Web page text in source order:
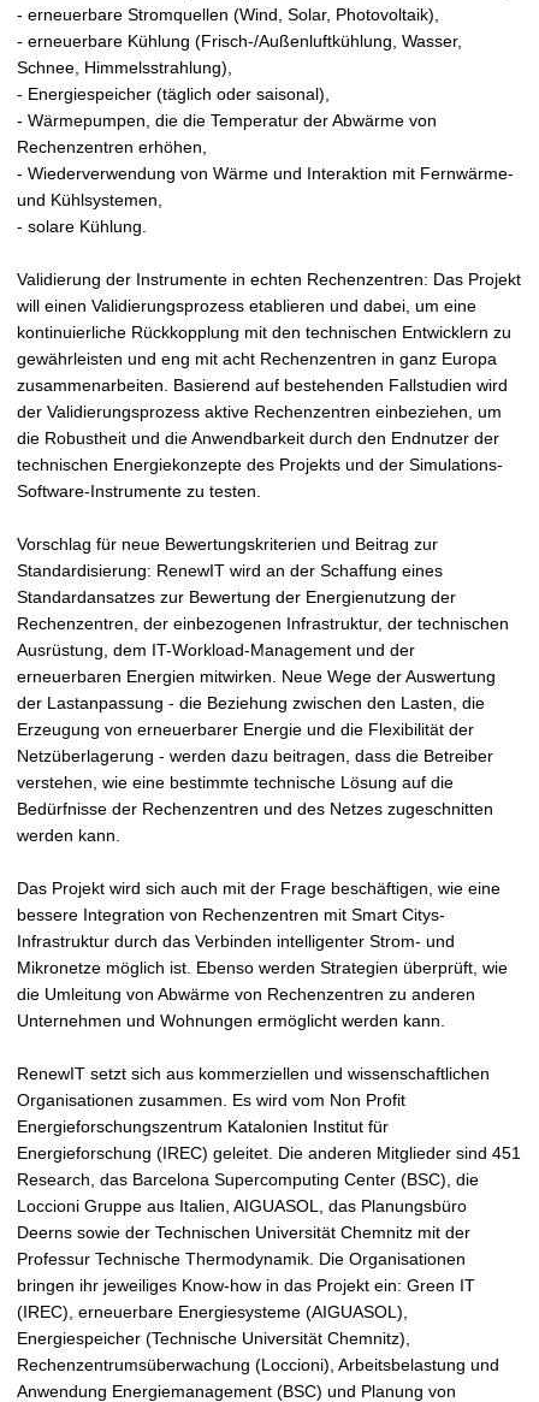
- erneuerbare Stromquellen (Wind, Solar, Photovoltaik),
- erneuerbare Kühlung (Frisch-/Außenluftkühlung, Wasser,
Schnee, Himmelsstrahlung),
- Energiespeicher (täglich oder saisonal),
- Wärmepumpen, die die Temperatur der Abwärme von
Rechenzentren erhöhen,
- Wiederverwendung von Wärme und Interaktion mit Fernwärme-
und Kühlsystemen,
- solare Kühlung.
Validierung der Instrumente in echten Rechenzentren: Das Projekt
will einen Validierungsprozess etablieren und dabei, um eine
kontinuierliche Rückkopplung mit den technischen Entwicklern zu
gewährleisten und eng mit acht Rechenzentren in ganz Europa
zusammenarbeiten. Basierend auf bestehenden Fallstudien wird
der Validierungsprozess aktive Rechenzentren einbeziehen, um
die Robustheit und die Anwendbarkeit durch den Endnutzer der
technischen Energiekonzepte des Projekts und der Simulations-
Software-Instrumente zu testen.
Vorschlag für neue Bewertungskriterien und Beitrag zur
Standardisierung: RenewIT wird an der Schaffung eines
Standardansatzes zur Bewertung der Energienutzung der
Rechenzentren, der einbezogenen Infrastruktur, der technischen
Ausrüstung, dem IT-Workload-Management und der
erneuerbaren Energien mitwirken. Neue Wege der Auswertung
der Lastanpassung - die Beziehung zwischen den Lasten, die
Erzeugung von erneuerbarer Energie und die Flexibilität der
Netzüberlagerung - werden dazu beitragen, dass die Betreiber
verstehen, wie eine bestimmte technische Lösung auf die
Bedürfnisse der Rechenzentren und des Netzes zugeschnitten
werden kann.
Das Projekt wird sich auch mit der Frage beschäftigen, wie eine
bessere Integration von Rechenzentren mit Smart Citys-
Infrastruktur durch das Verbinden intelligenter Strom- und
Mikronetze möglich ist. Ebenso werden Strategien überprüft, wie
die Umleitung von Abwärme von Rechenzentren zu anderen
Unternehmen und Wohnungen ermöglicht werden kann.
RenewIT setzt sich aus kommerziellen und wissenschaftlichen
Organisationen zusammen. Es wird vom Non Profit
Energieforschungszentrum Katalonien Institut für
Energieforschung (IREC) geleitet. Die anderen Mitglieder sind 451
Research, das Barcelona Supercomputing Center (BSC), die
Loccioni Gruppe aus Italien, AIGUASOL, das Planungsbüro
Deerns sowie der Technischen Universität Chemnitz mit der
Professur Technische Thermodynamik. Die Organisationen
bringen ihr jeweiliges Know-how in das Projekt ein: Green IT
(IREC), erneuerbare Energiesysteme (AIGUASOL),
Energiespeicher (Technische Universität Chemnitz),
Rechenzentrumsüberwachung (Loccioni), Arbeitsbelastung und
Anwendung Energiemanagement (BSC) und Planung von